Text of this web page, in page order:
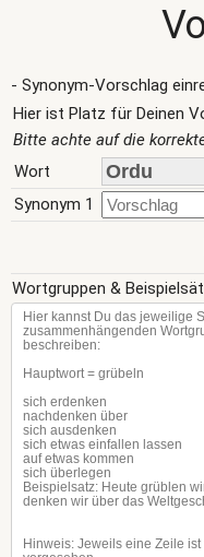
- Synonym-Vorschlag
Hier ist Platz für Deinen
Bitte achte auf die
Wort
Synonym 1
Wortgruppen &